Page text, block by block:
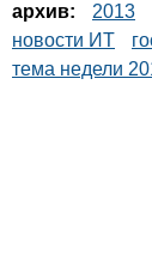
архив: 2013
новости ИТ
тема недели